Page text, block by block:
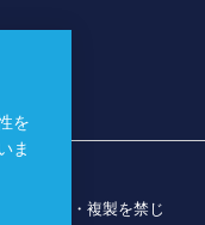
無断転載・複製を禁じ
を
ま